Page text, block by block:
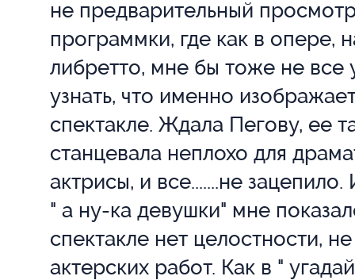
Юлия
Римма
Красненков
Алексей
Сальников
не предварительный
программки, где как в опере,
либретто, мне бы тоже не все
узнать, что именно
спектакле. Ждала Пегову, ее
станцевала неплохо для
актрисы, и все.......не
" а ну-ка девушки" мне
спектакле нет целостности,
актерских работ. Как в "